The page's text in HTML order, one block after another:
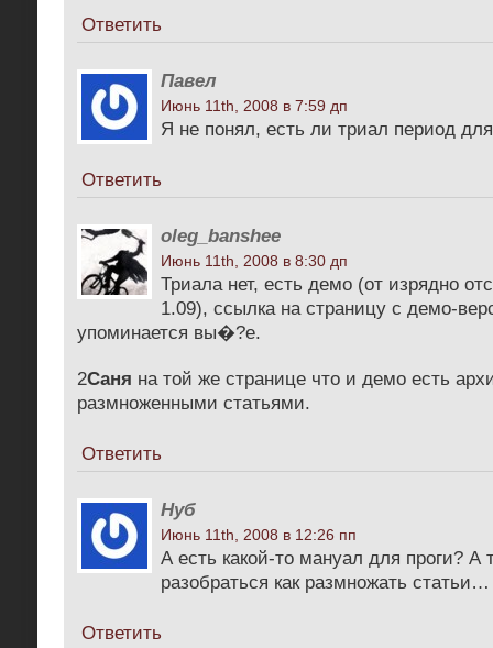
Ответить
Павел
Июнь 11th, 2008 в 7:59 дп
Я не понял, есть ли триал период
Ответить
oleg_banshee
Июнь 11th, 2008 в 8:30 дп
Триала нет, есть демо (от изрядно
1.09), ссылка на страницу с демо-
упоминается вы�?е.
2Саня на той же странице что и демо есть
размноженными статьями.
Ответить
Нуб
Июнь 11th, 2008 в 12:26 пп
А есть какой-то мануал для проги? А
разобраться как размножать статьи…
Ответить